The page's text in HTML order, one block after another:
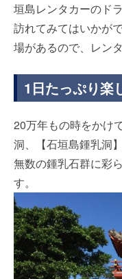
垣島レンタカーのド
訪れてみてはいかが
場があるので、レン
1日たっぷり楽
20万年もの時をかけ
洞、【石垣島鍾乳洞】
無数の鍾乳石群に彩
す。